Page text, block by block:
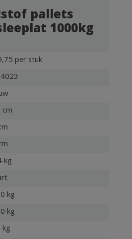
pallets
1000kg
per stuk
kg
kg
kg